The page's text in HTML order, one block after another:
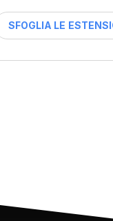
SFOGLIA LE